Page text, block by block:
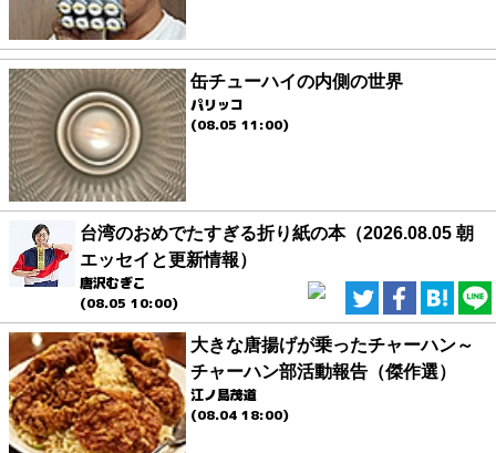
缶チューハイの内側の世界
パリッコ
(08.05 11:00)
台湾のおめでたすぎる折り紙の本（2026.08.05 朝
エッセイと更新情報）
唐沢むぎこ
(08.05 10:00)
大きな唐揚げが乗ったチャーハン～
チャーハン部活動報告（傑作選）
江ノ島茂道
(08.04 18:00)